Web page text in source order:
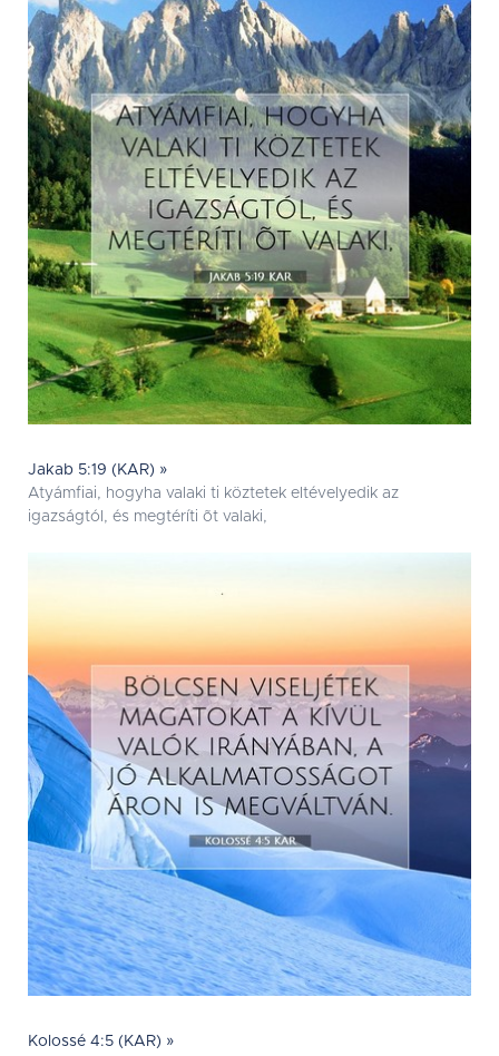
Jakab 5:19 (KAR) »
Atyámfiai, hogyha valaki ti köztetek eltévelyedik az
igazságtól, és megtéríti õt valaki,
Kolossé 4:5 (KAR) »